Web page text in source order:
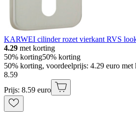
KARWEI cilinder rozet vierkant RVS
4.29 met korting
50% korting50% korting
50% korting, voordeelprijs: 4.29 euro met
8.59
Prijs: 8.59 euro